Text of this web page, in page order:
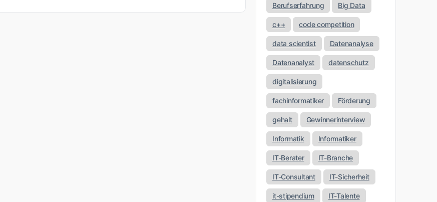
Berufserfahrung Big Data
c++ code competition
data scientist Datenanalyse
Datenanalyst datenschutz
digitalisierung
fachinformatiker Förderung
gehalt Gewinnerinterview
Informatik Informatiker
IT-Berater IT-Branche
IT-Consultant IT-Sicherheit
it-stipendium IT-Talente